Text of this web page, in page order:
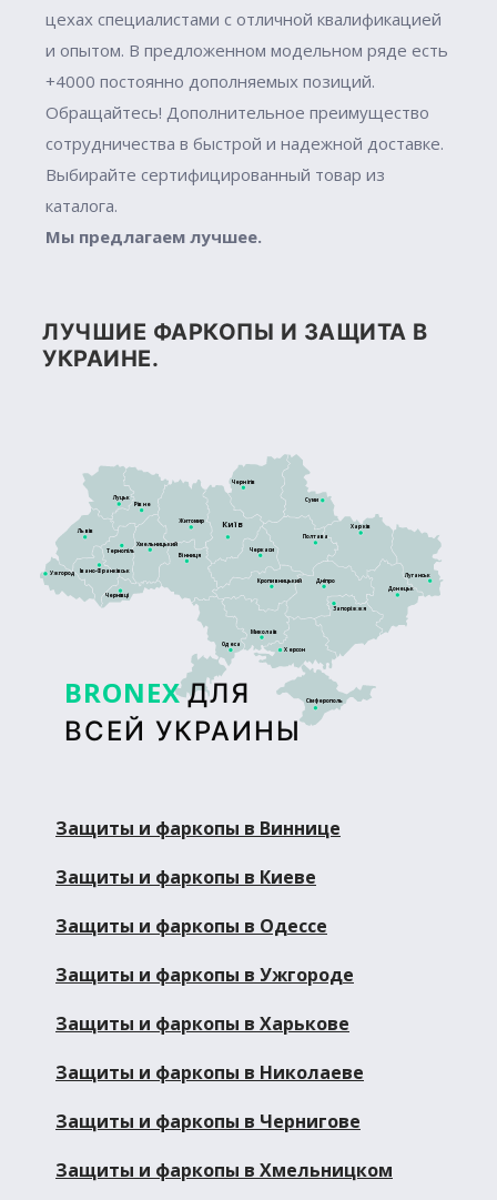
цехах специалистами с отличной квалификацией
и опытом. В предложенном модельном ряде есть
+4000 постоянно дополняемых позиций.
Обращайтесь! Дополнительное преимущество
сотрудничества в быстрой и надежной доставке.
Выбирайте сертифицированный товар из
каталога.
Мы предлагаем лучшее.
ЛУЧШИЕ ФАРКОПЫ И ЗАЩИТА В
УКРАИНЕ.
BRONEX ДЛЯ
ВСЕЙ УКРАИНЫ
Сімферополь
Луцьк
Київ
Житомир
Тернопіль
Рівне
Львів
Дніпро
Кропивницький
Харків
Полтава
Черкаси
Суми
Чернігів
Запоріжжя
Херсон
Донецьк
Луганськ
Ужгород
Чернівці
Вінниця
Хмельницький
Івано-Франківськ
Миколаїв
Одеса
Защиты и фаркопы в Виннице
Защиты и фаркопы в Киеве
Защиты и фаркопы в Одессе
Защиты и фаркопы в Ужгороде
Защиты и фаркопы в Харькове
Защиты и фаркопы в Николаеве
Защиты и фаркопы в Чернигове
Защиты и фаркопы в Хмельницком